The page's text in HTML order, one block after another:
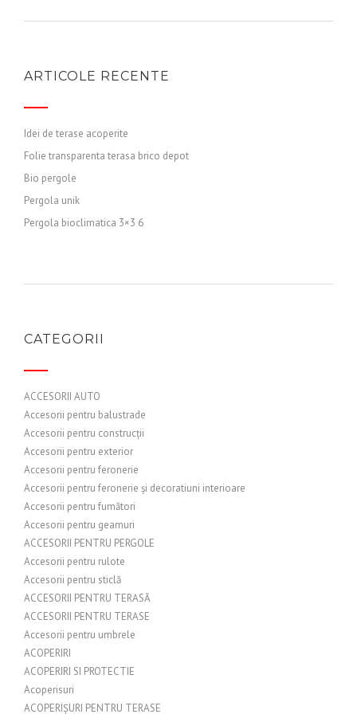
ARTICOLE RECENTE
Idei de terase acoperite
Folie transparenta terasa brico depot
Bio pergole
Pergola unik
Pergola bioclimatica 3×3 6
CATEGORII
ACCESORII AUTO
Accesorii pentru balustrade
Accesorii pentru construcții
Accesorii pentru exterior
Accesorii pentru feronerie
Accesorii pentru feronerie și decoratiuni interioare
Accesorii pentru fumători
Accesorii pentru geamuri
ACCESORII PENTRU PERGOLE
Accesorii pentru rulote
Accesorii pentru sticlă
ACCESORII PENTRU TERASĂ
ACCESORII PENTRU TERASE
Accesorii pentru umbrele
ACOPERIRI
ACOPERIRI SI PROTECTIE
Acoperisuri
ACOPERIȘURI PENTRU TERASE